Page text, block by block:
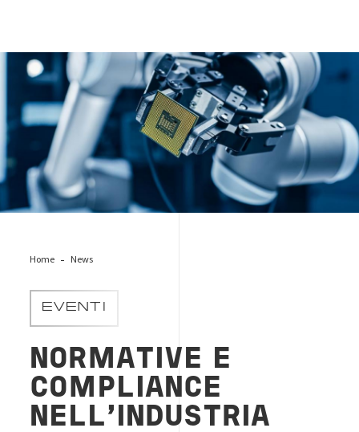
industry-4.0
Home News
EVENTI
NORMATIVE E
COMPLIANCE
NELL'INDUSTRIA